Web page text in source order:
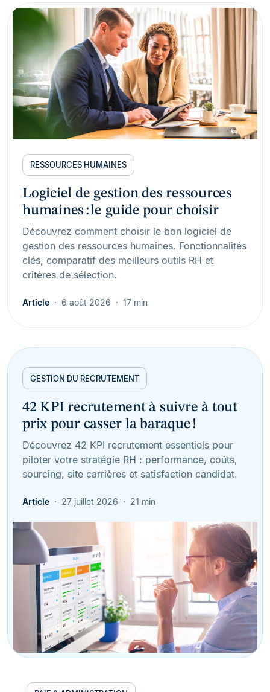
RESSOURCES HUMAINES
Logiciel de gestion des ressources
humaines : le guide pour choisir
Découvrez comment choisir le bon logiciel de
gestion des ressources humaines. Fonctionnalités
clés, comparatif des meilleurs outils RH et
critères de sélection.
Article 6 août 2026 17 min
GESTION DU RECRUTEMENT
42 KPI recrutement à suivre à tout
prix pour casser la baraque !
Découvrez 42 KPI recrutement essentiels pour
piloter votre stratégie RH : performance, coûts,
sourcing, site carrières et satisfaction candidat.
Article 27 juillet 2026 21 min